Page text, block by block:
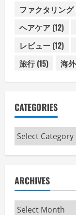
ファクタリング
ヘアケア (12)
レビュー (12)
旅行(15) 海
CATEGORIES
Categories
ARCHIVES
Archives